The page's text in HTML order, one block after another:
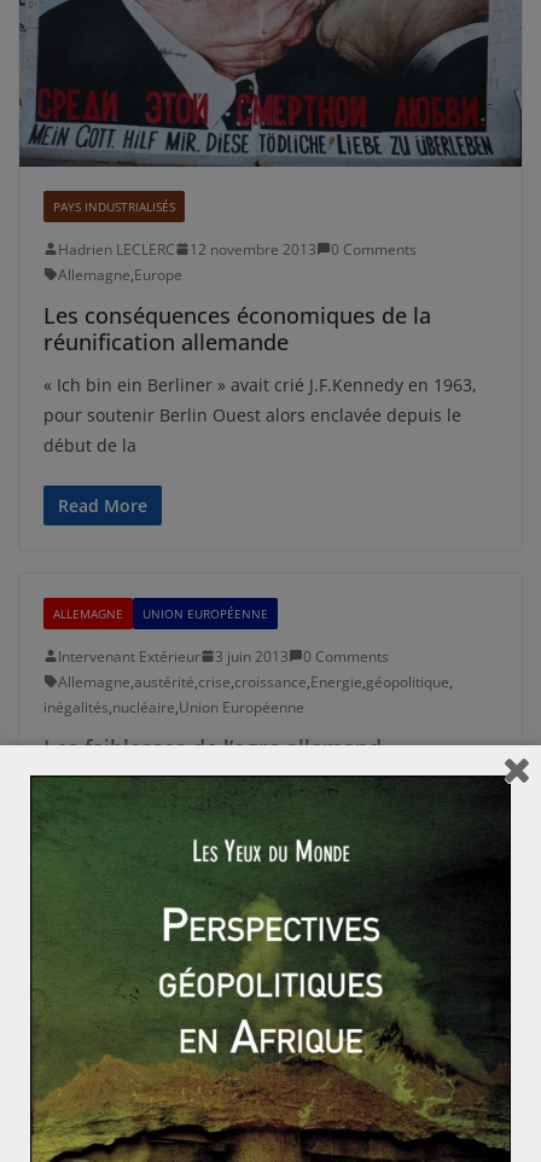
PAYS INDUSTRIALISÉS
Hadrien LECLERC 12 novembre 2013
0 Comments
Allemagne,Europe
Les conséquences économiques de la
réunification allemande
« Ich bin ein Berliner » avait crié J.F.Kennedy en 1963,
pour soutenir Berlin Ouest alors enclavée depuis le
début de la
Read More
ALLEMAGNE UNION EUROPÉENNE
Intervenant Extérieur 3 juin 2013
0 Comments
Allemagne,austérité,crise,croissance,Energie,géopolitique,
inégalités,nucléaire,Union Européenne
Les faiblesses de l’ogre allemand
commencent à inquiéter
Du drapeau allemand jaillissent les lumières de la
vertu. Depuis le début de la crise, le pays réunifié
ALLEMAGNE EUROPE GÉOÉCONOMIE SUJETS CHAUDS
Intervenant Extérieur 12 juillet 2012
0 Comments
Allemagne,chômage,crise,dette,Europe,UE
Et si l’Allemagne était responsable de la